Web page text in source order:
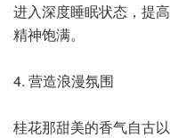
进入深度睡眠状态，提
精神饱满。
4. 营造浪漫氛围
桂花那甜美的香气自古